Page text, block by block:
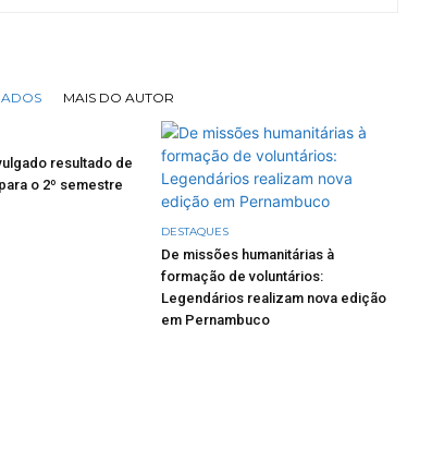
MAIS DO AUTOR
resultado de
o 2º semestre
DESTAQUES
De missões humanitárias à
formação de voluntários:
Legendários realizam nova edição
em Pernambuco